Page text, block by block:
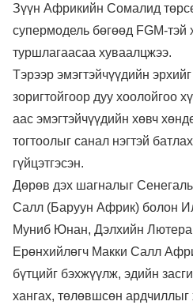
Зүүн Африкийн Сомалид
супермодель бөгөөд FGM-тэй
туршлагаасаа хуваалцжээ.
Тэрээр эмэгтэйчүүдийн
зоригтойгоор дуу хоолойгоо
аас эмэгтэйчүүдийн хөвч
тогтоолыг санал нэгтэй
гүйцэтгэсэн.
Дөрөв дэх шагналыг
Салл (Баруун Африк) болон
Муниб Юнан, Дэлхийн
Ерөнхийлөгч Макки Салл
бүтцийг бэхжүүлж, эдийн
хангах, төлөвшсөн ардчиллыг